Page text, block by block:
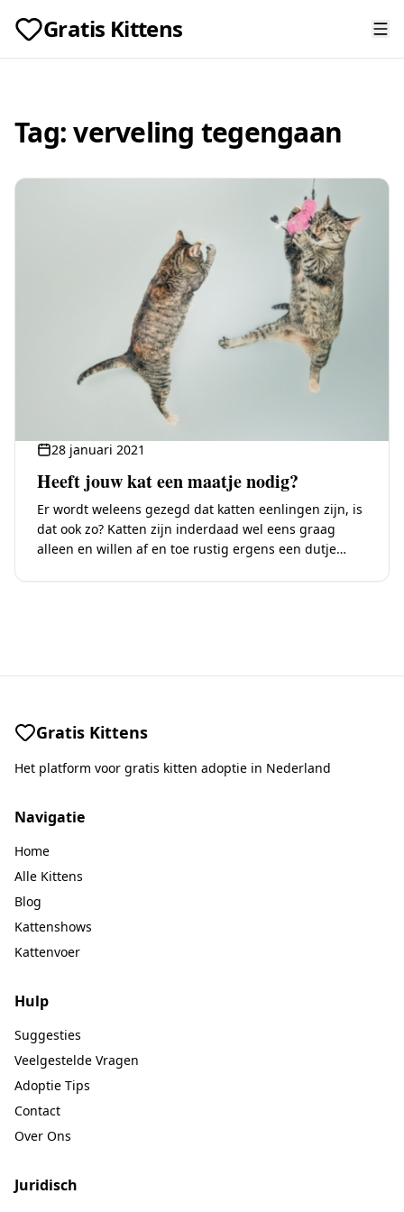
Gratis Kittens
Tag:verveling tegengaan
28 januari 2021
Heeft jouw kat een maatje nodig?
Er wordt weleens gezegd dat katten eenlingen zijn, is
dat ook zo? Katten zijn inderdaad wel eens graag
alleen en willen af en toe rustig ergens een dutje
Gratis Kittens
Het platform voor gratis kitten adoptie in Nederland
Navigatie
Home
Alle Kittens
Blog
Kattenshows
Kattenvoer
Hulp
Suggesties
Veelgestelde Vragen
Adoptie Tips
Contact
Over Ons
Juridisch